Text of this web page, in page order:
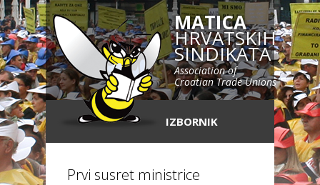
MATICA
HRVATSKIH
SINDIKATA
Association of
Croatian Trade Unions
IZBORNIK
Prvi susret ministrice